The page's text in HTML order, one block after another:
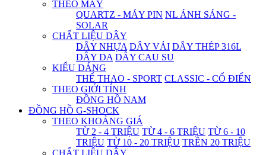
THEO MÁY
QUARTZ - MÁY PIN NL ÁNH SÁNG -
SOLAR
CHẤT LIỆU DÂY
DÂY NHỰA DÂY VẢI DÂY THÉP 316L
DÂY DA DÂY CAU SU
KIỂU DÁNG
THỂ THAO - SPORT CLASSIC - CỔ ĐIỂN
THEO GIỚI TÍNH
ĐỒNG HỒ NAM
ĐỒNG HỒ G-SHOCK
THEO KHOẢNG GIÁ
TỪ 2 - 4 TRIỆU TỪ 4 - 6 TRIỆU TỪ 6 - 10
TRIỆU TỪ 10 - 20 TRIỆU TRÊN 20 TRIỆU
CHẤT LIỆU DÂY